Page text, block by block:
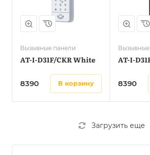
Вызывные панели
AT-I-D31F/CKR White
8390 в корзину
AT-I-
8390
Загрузить еще